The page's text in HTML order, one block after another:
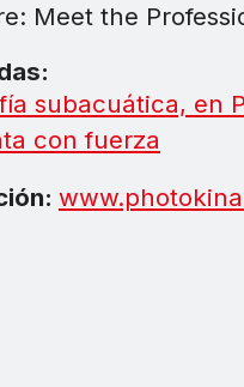
Meet the
subacuática, en
con fuerza